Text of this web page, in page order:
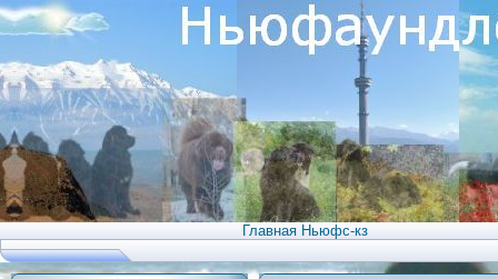
Главная Ньюфс-кз